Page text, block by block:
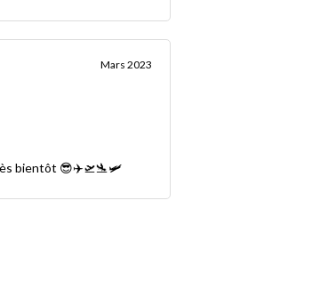
Mars 2023
bientôt 😎✈️🛫🛬🛩